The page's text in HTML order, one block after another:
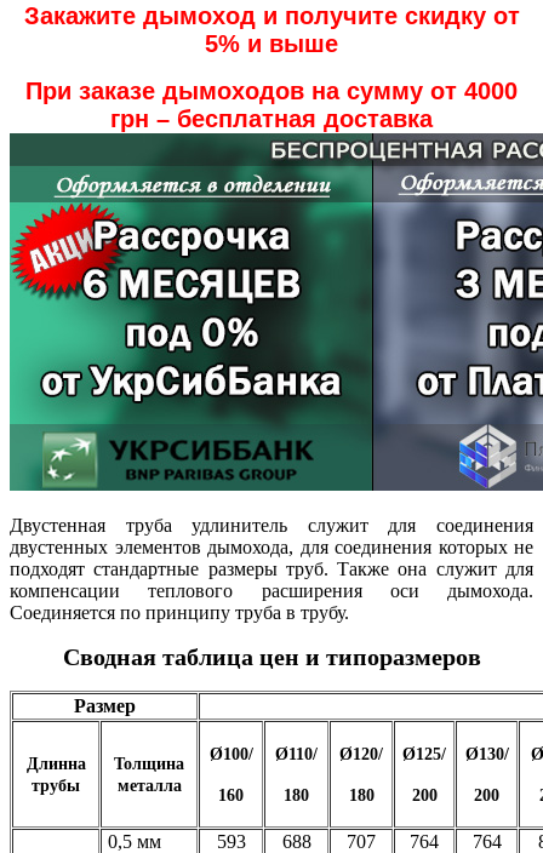
Закажите дымоход и получите скидку от
5% и выше
При заказе дымоходов на сумму от 4000
грн – бесплатная доставка
Двустенная труба удлинитель служит для соединения
двустенных элементов дымохода, для соединения которых не
подходят стандартные размеры труб. Также она служит для
компенсации теплового расширения оси дымохода.
Соединяется по принципу труба в трубу.
Сводная таблица цен и типоразмеров
Размер
Длинна
трубы
Толщина
металла
Ø100/
160
Ø110/
180
Ø120/
180
Ø125/
200
Ø130/
200
0,5 мм 593 688 707 764 764